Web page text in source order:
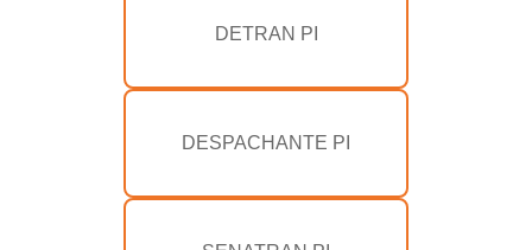
DETRAN PI
DESPACHANTE PI